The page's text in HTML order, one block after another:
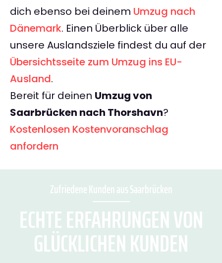
dich ebenso bei deinem Umzug nach
Dänemark. Einen Überblick über alle
unsere Auslandsziele findest du auf der
Übersichtsseite zum Umzug ins EU-
Ausland.
Bereit für deinen Umzug von
Saarbrücken nach Thorshavn?
Kostenlosen Kostenvoranschlag
anfordern
Zufriedene Kunden aus Saarbrücken
ECHTE ERFAHRUNGEN VON
GLÜCKLICHEN KUNDEN